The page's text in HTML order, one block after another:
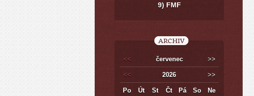
9) FMF
ARCHIV
<< červenec >>
<< 2026 >>
Po Út St Čt Pá So Ne